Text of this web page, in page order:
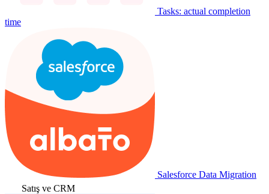
Tasks: actual completion
time
Salesforce Data Migration
Satış ve CRM